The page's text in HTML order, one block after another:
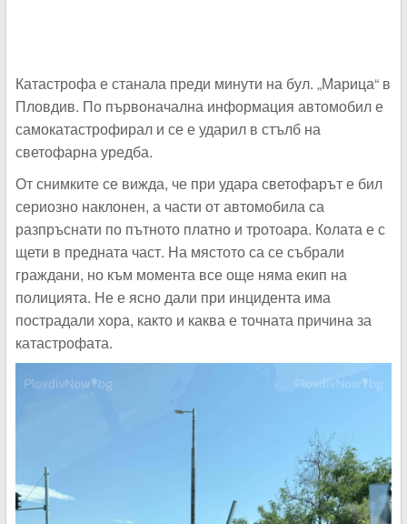
Катастрофа е станала преди минути на бул. „Марица“ в
Пловдив. По първоначална информация автомобил е
самокатастрофирал и се е ударил в стълб на
светофарна уредба.
От снимките се вижда, че при удара светофарът е бил
сериозно наклонен, а части от автомобила са
разпръснати по пътното платно и тротоара. Колата е с
щети в предната част. На мястото са се събрали
граждани, но към момента все още няма екип на
полицията. Не е ясно дали при инцидента има
пострадали хора, както и каква е точната причина за
катастрофата.